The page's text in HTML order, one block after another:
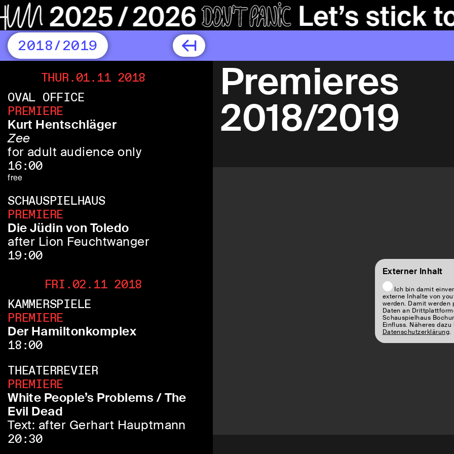
2018/2019
THUR.01.11 2018
OVAL OFFICE
PREMIERE
Kurt Hentschläger
Zee
for adult audience only
16:00
free
SCHAUSPIELHAUS
PREMIERE
Die Jüdin von Toledo
after Lion Feuchtwanger
19:00
FRI.02.11 2018
KAMMERSPIELE
PREMIERE
Der Hamiltonkomplex
18:00
THEATERREVIER
PREMIERE
White People’s Problems / The
Evil Dead
Text: after Gerhart Hauptmann
20:30
Premieres
2018/2019
Externer Inhalt
Ich bin damit
externe Inhalte von
werden. Damit werden
Daten an
Schauspielhaus
Einfluss. Näheres
Datenschutzerklärung.